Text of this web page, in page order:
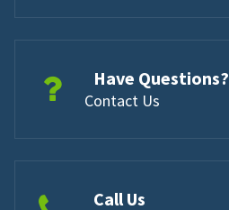
Have Questions?
Contact Us
Call Us